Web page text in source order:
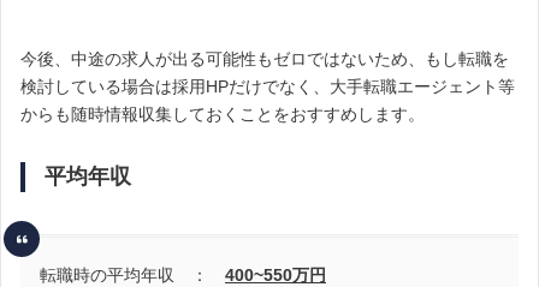
今後、中途の求人が出る可能性もゼロではないため、
もし転職を
検討している場合は採用HPだけでなく、大手転職エージェント等
からも随時情報収集しておくことをおすすめします。
平均年収
転職時の平均年収 ： 400~550万円